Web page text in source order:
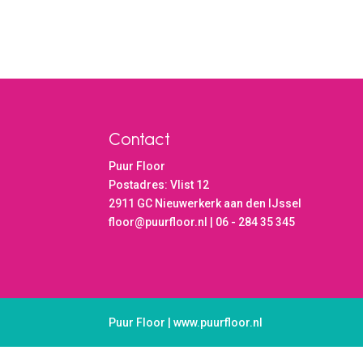
Contact
Puur Floor
Postadres: Vlist 12
2911 GC Nieuwerkerk aan den IJssel
floor@puurfloor.nl | 06 - 284 35 345
Puur Floor | www.puurfloor.nl